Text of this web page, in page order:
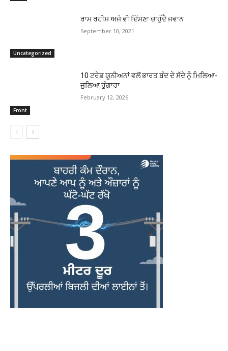
Uncategorized
ਰਾਮ ਰਹੀਮ ਅਜੇ ਵੀ ਦਿੱਸਣਾ ਚਾਹੁੰਦੈ ਜਵਾਨ
September 10, 2021
Front
10 ਟਰੇਡ ਯੂਨੀਅਨਾਂ ਵਲੋਂ ਭਾਰਤ ਬੰਦ ਦੇ ਸੱਦੇ ਨੂੰ ਮਿਲਿਆ-
ਜੁਲਿਆ ਹੁੰਗਾਰਾ
February 12, 2026